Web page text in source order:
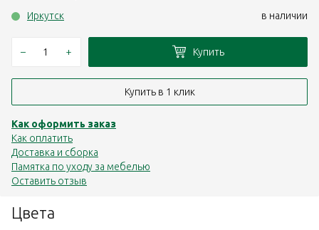
Цвета
Иркутск
в наличии
– + Купить
Купить в 1 клик
Как оформить заказ
Как оплатить
Доставка и сборка
Памятка по уходу за мебелью
Оставить отзыв